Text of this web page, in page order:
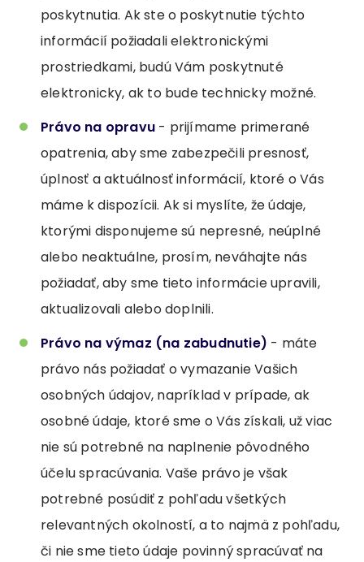
poskytnutia. Ak ste o poskytnutie týchto
informácií požiadali elektronickými
prostriedkami, budú Vám poskytnuté
elektronicky, ak to bude technicky možné.
Právo na opravu - prijímame primerané
opatrenia, aby sme zabezpečili presnosť,
úplnosť a aktuálnosť informácií, ktoré o Vás
máme k dispozícii. Ak si myslíte, že údaje,
ktorými disponujeme sú nepresné, neúplné
alebo neaktuálne, prosím, neváhajte nás
požiadať, aby sme tieto informácie upravili,
aktualizovali alebo doplnili.
Právo na výmaz (na zabudnutie) - máte
právo nás požiadať o vymazanie Vašich
osobných údajov, napríklad v prípade, ak
osobné údaje, ktoré sme o Vás získali, už viac
nie sú potrebné na naplnenie pôvodného
účelu spracúvania. Vaše právo je však
potrebné posúdiť z pohľadu všetkých
relevantných okolností, a to najmä z pohľadu,
či nie sme tieto údaje povinný spracúvať na